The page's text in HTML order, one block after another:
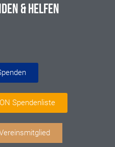
& HELFEN
Spendenliste